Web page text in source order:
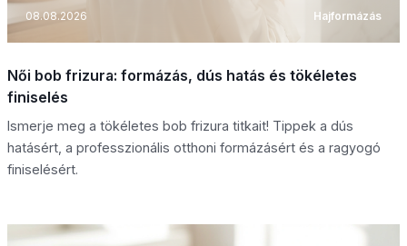
08.08.2026 Hajformázás
Női bob frizura: formázás, dús hatás és tökéletes
finiselés
Ismerje meg a tökéletes bob frizura titkait! Tippek a dús
hatásért, a professzionális otthoni formázásért és a ragyogó
finiselésért.